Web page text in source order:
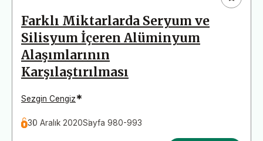
Farklı Miktarlarda Seryum ve
Silisyum İçeren Alüminyum
Alaşımlarının
Karşılaştırılması
Sezgin Cengiz*
30 Aralık 2020Sayfa 980-993